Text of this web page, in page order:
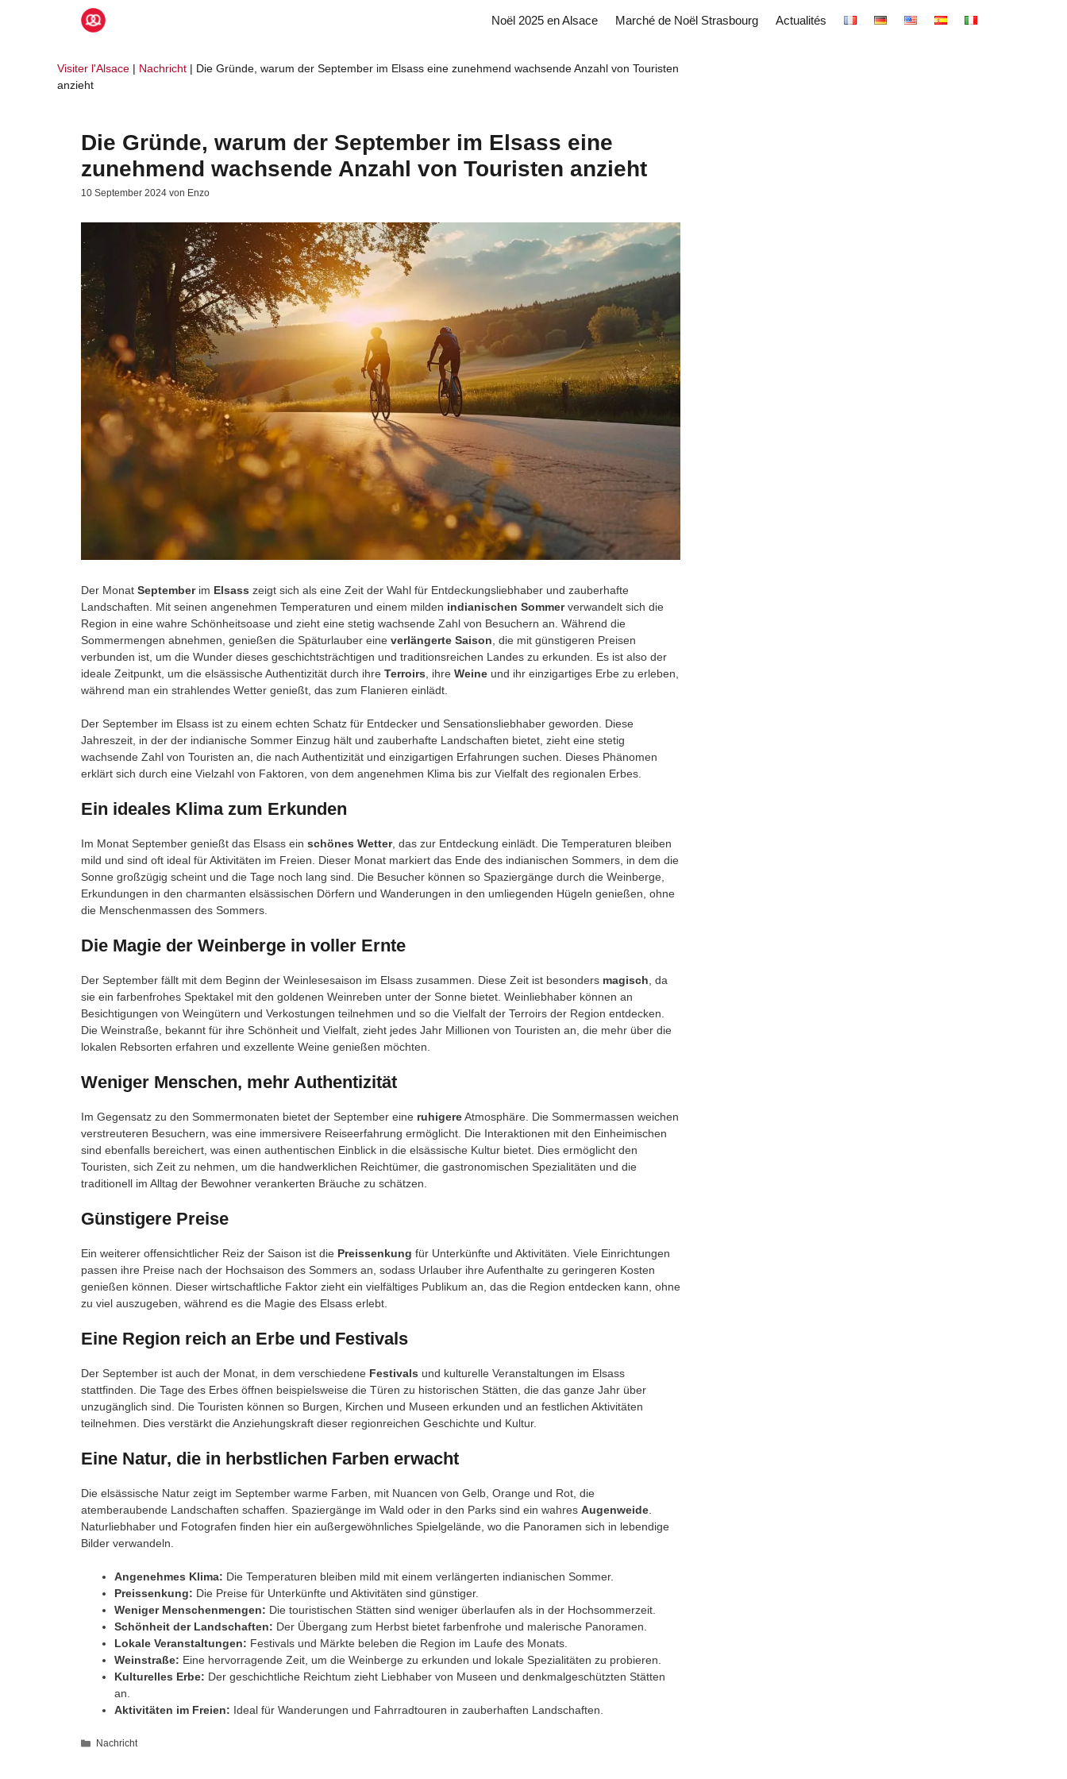
Noël 2025 en Alsace Marché de Noël Strasbourg Actualités
Visiter l'Alsace | Nachricht | Die Gründe, warum der September im Elsass eine zunehmend wachsende Anzahl von Touristen
anzieht
Die Gründe, warum der September im Elsass eine
zunehmend wachsende Anzahl von Touristen anzieht
10 September 2024 von Enzo
Der Monat Septemberim Elsass zeigt sich als eine Zeit der Wahl für Entdeckungsliebhaber und zauberhafte
Landschaften. Mit seinen angenehmen Temperaturen und einem milden indianischen Sommerverwandelt sich die
Region in eine wahre Schönheitsoase und zieht eine stetig wachsende Zahl von Besuchern an. Während die
Sommermengen abnehmen, genießen die Späturlauber eine verlängerte Saison , die mit günstigeren Preisen
verbunden ist, um die Wunder dieses geschichtsträchtigen und traditionsreichen Landes zu erkunden. Es ist also der
ideale Zeitpunkt, um die elsässische Authentizität durch ihre Terroirs , ihre Weine und ihr einzigartiges Erbe zu erleben,
während man ein strahlendes Wetter genießt, das zum Flanieren einlädt.
Der September im Elsass ist zu einem echten Schatz für Entdecker und Sensationsliebhaber geworden. Diese
Jahreszeit, in der der indianische Sommer Einzug hält und zauberhafte Landschaften bietet, zieht eine stetig
wachsende Zahl von Touristen an, die nach Authentizität und einzigartigen Erfahrungen suchen. Dieses Phänomen
erklärt sich durch eine Vielzahl von Faktoren, von dem angenehmen Klima bis zur Vielfalt des regionalen Erbes.
Ein ideales Klima zum Erkunden
Im Monat September genießt das Elsass ein schönes Wetter, das zur Entdeckung einlädt. Die Temperaturen bleiben
mild und sind oft ideal für Aktivitäten im Freien. Dieser Monat markiert das Ende des indianischen Sommers, in dem die
Sonne großzügig scheint und die Tage noch lang sind. Die Besucher können so Spaziergänge durch die Weinberge,
Erkundungen in den charmanten elsässischen Dörfern und Wanderungen in den umliegenden Hügeln genießen, ohne
die Menschenmassen des Sommers.
Die Magie der Weinberge in voller Ernte
Der September fällt mit dem Beginn der Weinlesesaison im Elsass zusammen. Diese Zeit ist besonders magisch , da
sie ein farbenfrohes Spektakel mit den goldenen Weinreben unter der Sonne bietet. Weinliebhaber können an
Besichtigungen von Weingütern und Verkostungen teilnehmen und so die Vielfalt der Terroirs der Region entdecken.
Die Weinstraße, bekannt für ihre Schönheit und Vielfalt, zieht jedes Jahr Millionen von Touristen an, die mehr über die
lokalen Rebsorten erfahren und exzellente Weine genießen möchten.
Weniger Menschen, mehr Authentizität
Im Gegensatz zu den Sommermonaten bietet der September eine ruhigereAtmosphäre. Die Sommermassen weichen
verstreuteren Besuchern, was eine immersivere Reiseerfahrung ermöglicht. Die Interaktionen mit den Einheimischen
sind ebenfalls bereichert, was einen authentischen Einblick in die elsässische Kultur bietet. Dies ermöglicht den
Touristen, sich Zeit zu nehmen, um die handwerklichen Reichtümer, die gastronomischen Spezialitäten und die
traditionell im Alltag der Bewohner verankerten Bräuche zu schätzen.
Günstigere Preise
Ein weiterer offensichtlicher Reiz der Saison ist die Preissenkung für Unterkünfte und Aktivitäten. Viele Einrichtungen
passen ihre Preise nach der Hochsaison des Sommers an, sodass Urlauber ihre Aufenthalte zu geringeren Kosten
genießen können. Dieser wirtschaftliche Faktor zieht ein vielfältiges Publikum an, das die Region entdecken kann, ohne
zu viel auszugeben, während es die Magie des Elsass erlebt.
Eine Region reich an Erbe und Festivals
Der September ist auch der Monat, in dem verschiedene Festivals und kulturelle Veranstaltungen im Elsass
stattfinden. Die Tage des Erbes öffnen beispielsweise die Türen zu historischen Stätten, die das ganze Jahr über
unzugänglich sind. Die Touristen können so Burgen, Kirchen und Museen erkunden und an festlichen Aktivitäten
teilnehmen. Dies verstärkt die Anziehungskraft dieser regionreichen Geschichte und Kultur.
Eine Natur, die in herbstlichen Farben erwacht
Die elsässische Natur zeigt im September warme Farben, mit Nuancen von Gelb, Orange und Rot, die
atemberaubende Landschaften schaffen. Spaziergänge im Wald oder in den Parks sind ein wahres Augenweide
Naturliebhaber und Fotografen finden hier ein außergewöhnliches Spielgelände, wo die Panoramen sich in lebendige
Bilder verwandeln.
Angenehmes Klima: Die Temperaturen bleiben mild mit einem verlängerten indianischen Sommer.
Preissenkung: Die Preise für Unterkünfte und Aktivitäten sind günstiger.
Weniger Menschenmengen: Die touristischen Stätten sind weniger überlaufen als in der Hochsommerzeit.
Schönheit der Landschaften: Der Übergang zum Herbst bietet farbenfrohe und malerische Panoramen.
Lokale Veranstaltungen: Festivals und Märkte beleben die Region im Laufe des Monats.
Weinstraße: Eine hervorragende Zeit, um die Weinberge zu erkunden und lokale Spezialitäten zu probieren.
Kulturelles Erbe: Der geschichtliche Reichtum zieht Liebhaber von Museen und denkmalgeschützten Stätten
an.
Aktivitäten im Freien: Ideal für Wanderungen und Fahrradtouren in zauberhaften Landschaften.
Kategorien
Nachricht